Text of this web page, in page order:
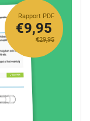
Rapport PDF
€29,95
€9,95